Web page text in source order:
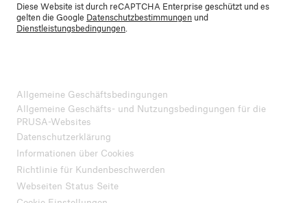
Diese Website ist durch reCAPTCHA Enterprise geschützt und es
gelten die Google Datenschutzbestimmungen und
Dienstleistungsbedingungen
Allgemeine Geschäftsbedingungen
Allgemeine Geschäfts- und Nutzungsbedingungen für die
PRUSA-Websites
Datenschutzerklärung
Informationen über Cookies
Richtlinie für Kundenbeschwerden
Webseiten Status Seite